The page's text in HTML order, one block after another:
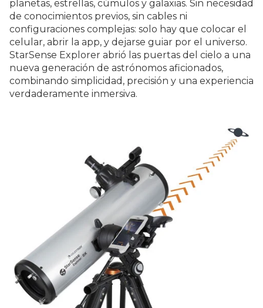
planetas, estrellas, cúmulos y galaxias. Sin necesidad
de conocimientos previos, sin cables ni
configuraciones complejas: solo hay que colocar el
celular, abrir la app, y dejarse guiar por el universo.
StarSense Explorer abrió las puertas del cielo a una
nueva generación de astrónomos aficionados,
combinando simplicidad, precisión y una experiencia
verdaderamente inmersiva.